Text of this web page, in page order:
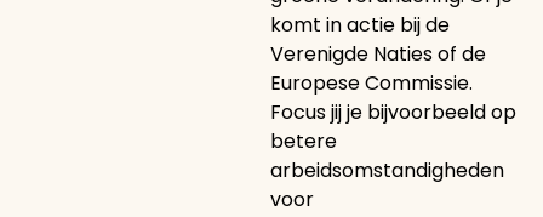
komt in actie bij de
Verenigde Naties of de
Europese Commissie.
Focus jij je bijvoorbeeld op
betere
arbeidsomstandigheden
voor